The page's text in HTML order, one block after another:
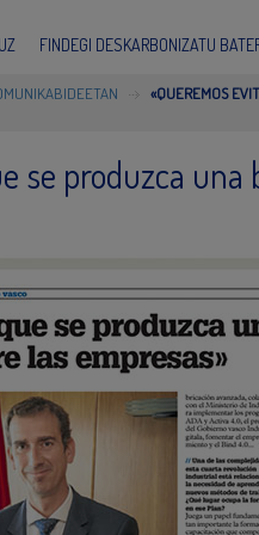
FINDEGI DESKARBONIZATU
«QUEREMOS
se produzca